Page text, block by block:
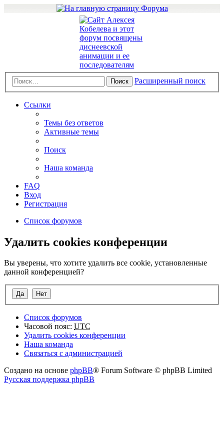
Поиск Расширенный поиск
Ссылки
Темы без ответов
Активные темы
Поиск
Наша команда
FAQ
Вход
Регистрация
Список форумов
Удалить cookies конференции
Вы уверены, что хотите удалить все cookie, установленные
данной конференцией?
Список форумов
Часовой пояс: UTC
Удалить cookies конференции
Наша команда
Связаться с администрацией
Создано на основе phpBB® Forum Software © phpBB Limited
Русская поддержка phpBB